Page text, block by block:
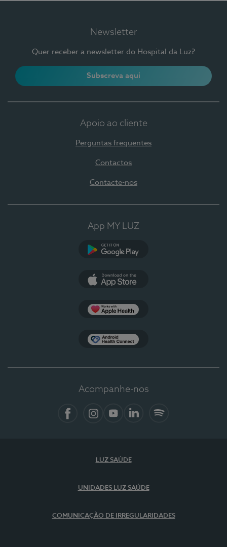
Newsletter
Quer receber a newsletter do Hospital da Luz?
Subscreva aqui
Apoio ao cliente
Perguntas frequentes
Contactos
Contacte-nos
App MY LUZ
Acompanhe-nos
LUZ SAÚDE
UNIDADES LUZ SAÚDE
COMUNICAÇÃO DE IRREGULARIDADES